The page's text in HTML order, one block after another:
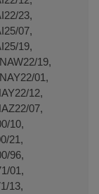
23,
07,
19,
19,
01,
12,
07,
10,
21,
96,
01,
13,